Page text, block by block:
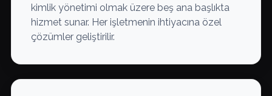
kimlik yönetimi olmak üzere beş ana başlıkta
hizmet sunar. Her işletmenin ihtiyacına özel
çözümler geliştirilir.